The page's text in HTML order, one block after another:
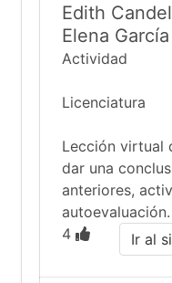
Edith
Elena
Actividad
Licenciatura
Lección virtual
dar una
anteriores,
autoevaluación.
4
Ir al